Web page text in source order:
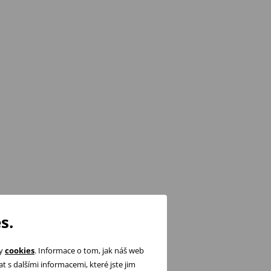
cookies. Informace o tom, jak náš web
s dalšími informacemi, které jste jim